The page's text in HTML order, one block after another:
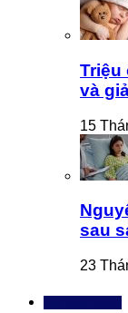
Triệu
và
15
sau
23